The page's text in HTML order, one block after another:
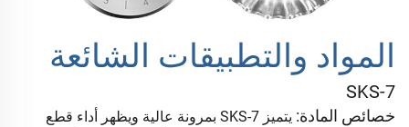
المواد والتطبيقات الشائعة
SKS-7
خصائص المادة:
يتميز SKS-7 بمرونة عالية ويظهر أداء قطع